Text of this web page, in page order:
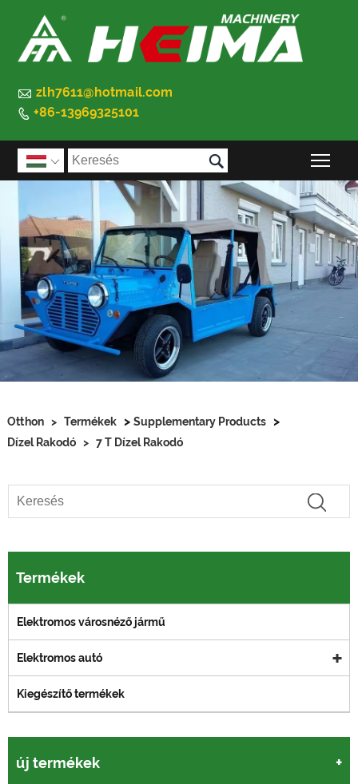
 zlh7611@hotmail.com
 +86-13969325101
 
Otthon > Termékek > Supplementary Products >
Dízel Rakodó > 7 T Dízel Rakodó
Termékek
Elektromos városnéző jármű
Elektromos autó
Kiegészítő termékek
új termékek